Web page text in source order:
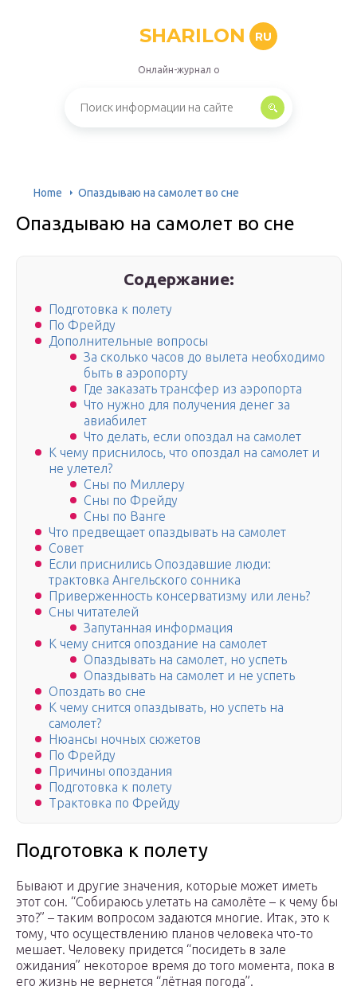
SHARILON RU
Онлайн-журнал о
Home Опаздываю на самолет во сне
Опаздываю на самолет во сне
Содержание:
Подготовка к полету
По Фрейду
Дополнительные вопросы
За сколько часов до вылета необходимо
быть в аэропорту
Где заказать трансфер из аэропорта
Что нужно для получения денег за
авиабилет
Что делать, если опоздал на самолет
К чему приснилось, что опоздал на самолет и
не улетел?
Сны по Миллеру
Сны по Фрейду
Сны по Ванге
Что предвещает опаздывать на самолет
Совет
Если приснились Опоздавшие люди:
трактовка Ангельского сонника
Приверженность консерватизму или лень?
Сны читателей
Запутанная информация
К чему снится опоздание на самолет
Опаздывать на самолет, но успеть
Опаздывать на самолет и не успеть
Опоздать во сне
К чему снится опаздывать, но успеть на
самолет?
Нюансы ночных сюжетов
По Фрейду
Причины опоздания
Подготовка к полету
Трактовка по Фрейду
Подготовка к полету
Бывают и другие значения, которые может иметь
этот сон. “Собираюсь улетать на самолёте – к чему бы
это?” – таким вопросом задаются многие. Итак, это к
тому, что осуществлению планов человека что-то
мешает. Человеку придется “посидеть в зале
ожидания” некоторое время до того момента, пока в
его жизнь не вернется “лётная погода”.